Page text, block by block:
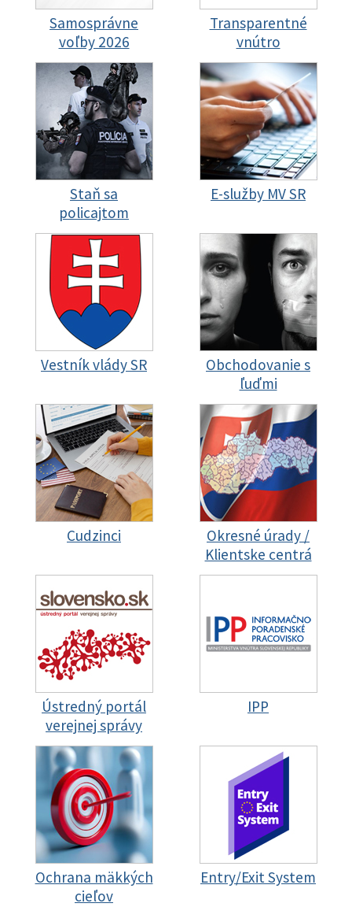
Samosprávne
voľby 2026
Transparentné
vnútro
Staň sa
policajtom
E-služby MV SR
Vestník vlády SR
Obchodovanie s
ľuďmi
Cudzinci
Okresné úrady /
Klientske centrá
Ústredný portál
verejnej správy
IPP
Ochrana mäkkých
cieľov
Entry/Exit System